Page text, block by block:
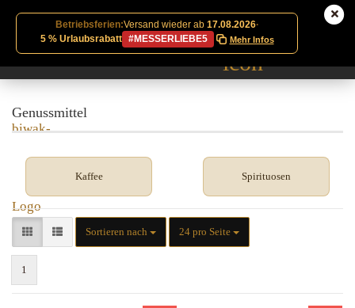
Betriebsferien:Versand wieder ab 17.08.2026·
5 % Urlaubsrabatt
#MESSERLIEBE5 Mehr Infos
Genussmittel
Kaffee Spirituosen
Sortieren nach
Sortieren nach 24 pro Seite
pro Seite
1